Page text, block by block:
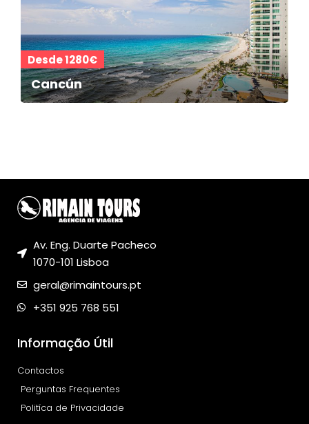
Desde 1280€
Cancún
Av. Eng. Duarte Pacheco
1070-101 Lisboa
geral@rimaintours.pt
+351 925 768 551
Informação Útil
Contactos
Perguntas Frequentes
Politíca de Privacidade